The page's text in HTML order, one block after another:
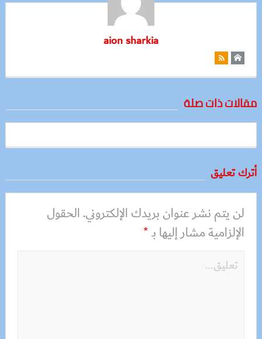
aion sharkia
مقالات ذات صلة
أترك تعليق
لن يتم نشر عنوان بريدك الإلكتروني.الحقول
الإلزامية مشار إليها بـ*